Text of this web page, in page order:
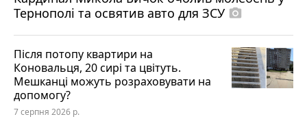
Тернополі та освятив авто для ЗСУ photo_camera
Після потопу квартири на
Коновальця, 20 сирі та цвітуть.
Мешканці можуть розраховувати на
допомогу?
7 серпня 2026 р.